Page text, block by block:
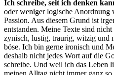
Ich schreibe, seit ich denken
oder weniger logische Anordnung
Passion. Aus diesem Grund ist
entstanden. Meine Texte sind
zynisch, lustig, traurig, witzig und
böse. Ich bin gerne ironisch und
deshalb nicht jedes Wort auf die
schreibe. Und weil ich das Leben
meinen Alltag nicht immer ganz